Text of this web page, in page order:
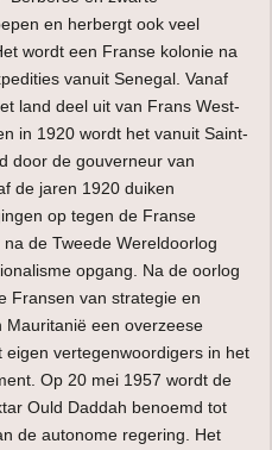
en herbergt ook veel
wordt een Franse kolonie na
vanuit Senegal. Vanaf
land deel uit van Frans West-
in 1920 wordt het vanuit Saint-
door de gouverneur van
de jaren 1920 duiken
op tegen de Franse
de Tweede Wereldoorlog
opgang. Na de oorlog
Fransen van strategie en
Mauritanië een overzeese
eigen vertegenwoordigers in het
Op 20 mei 1957 wordt de
Ould Daddah benoemd tot
de autonome regering. Het